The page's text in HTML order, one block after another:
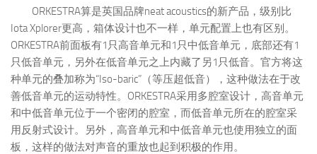
ORKESTRA算是英国品牌neat acoustics的新产品，级别比
Iota Xplorer更高，箱体设计也不一样，单元配置上也有区别。
ORKESTRA前面板有1只高音单元和1只中低音单元，底部还有1
只低音单元，另外在低音单元之上内藏了另1只低音。官方将这
种单元的叠加称为“Iso-baric”（等压超低音），这种做法在于改
善低音单元的运动特性。ORKESTRA采用多腔室设计，高音单元
和中低音单元位于一个密闭的腔室，而低音单元所在的腔室采
用反射式设计。另外，高音单元和中低音单元也使用独立的面
板，这样的做法对声音的重放也起到积极的作用。